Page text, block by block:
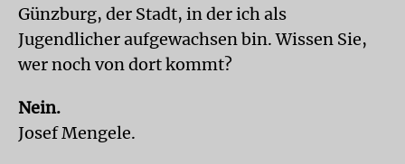
Günzburg, der Stadt, in der ich als
Jugendlicher aufgewachsen bin. Wissen Sie,
wer noch von dort kommt?
Nein.
Josef Mengele.